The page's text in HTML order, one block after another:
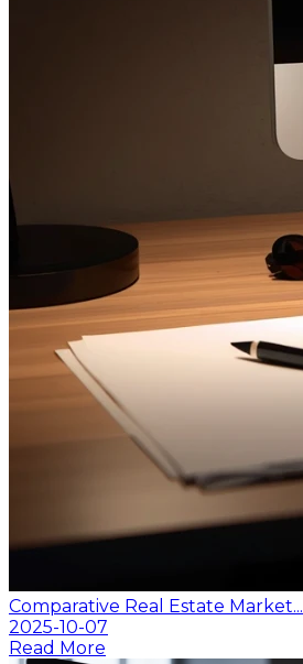
Comparative Real Estate Market...
2025-10-07
Read More